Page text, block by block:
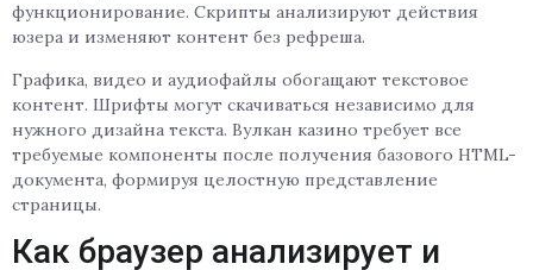
функционирование. Скрипты анализируют действия
юзера и изменяют контент без рефреша.
Графика, видео и аудиофайлы обогащают текстовое
контент. Шрифты могут скачиваться независимо для
нужного дизайна текста. Вулкан казино требует все
требуемые компоненты после получения базового HTML-
документа, формируя целостную представление
страницы.
Как браузер анализирует и